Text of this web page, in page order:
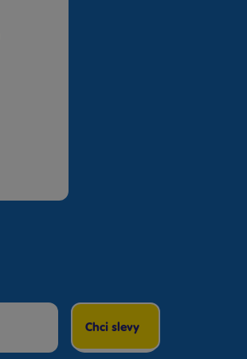
Chci slevy